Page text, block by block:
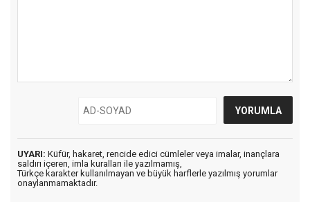
UYARI: Küfür, hakaret, rencide edici cümleler veya imalar, inançlara
saldırı içeren, imla kuralları ile yazılmamış,
Türkçe karakter kullanılmayan ve büyük harflerle yazılmış yorumlar
onaylanmamaktadır.